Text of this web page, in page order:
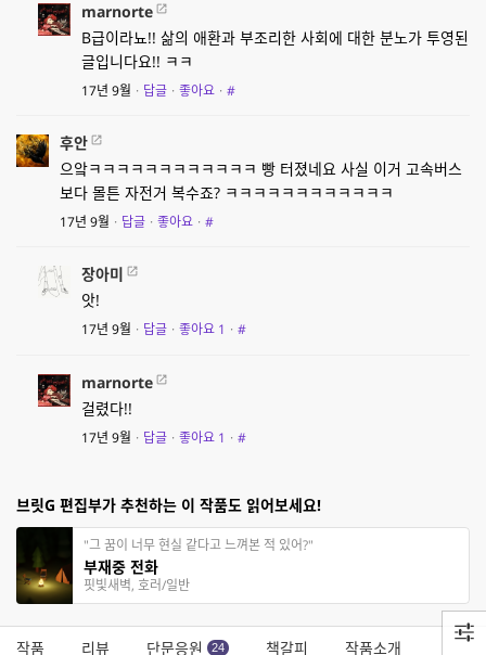
marnorte
B급이라뇨!! 삶의 애환과 부조리한 사회에 대한 분노가 투영된
글입니다요!! ㅋㅋ
17년 9월 · 답글 · 좋아요 · #
후안
으앜ㅋㅋㅋㅋㅋㅋㅋㅋㅋㅋㅋㅋ 빵 터졌네요 사실 이거 고속버스
보다 몰튼 자전거 복수죠? ㅋㅋㅋㅋㅋㅋㅋㅋㅋㅋㅋㅋ
17년 9월 · 답글 · 좋아요 · #
장아미
앗!
17년 9월 · 답글 · 좋아요 1 · #
marnorte
걸렸다!!
17년 9월 · 답글 · 좋아요 1 · #
브릿G 편집부가 추천하는 이 작품도 읽어보세요!
"그 꿈이 너무 현실 같다고 느껴본 적 있어?"
부재중 전화
핏빛새벽, 호러/일반
작품 리뷰 단문응원 24 책갈피 작품소개